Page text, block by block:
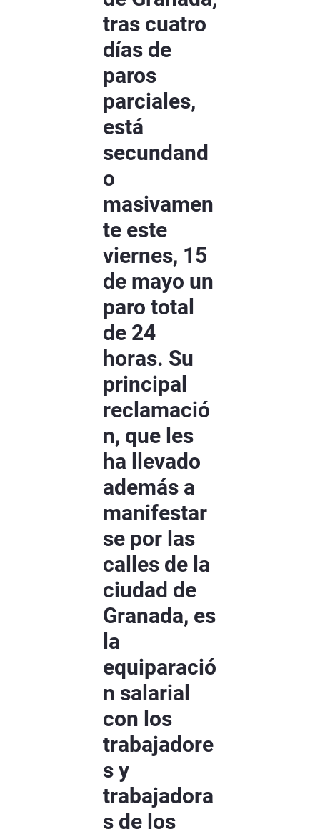
tras cuatro
días de
paros
parciales,
está
secundand
o
masivamen
te este
viernes, 15
de mayo un
paro total
de 24
horas. Su
principal
reclamació
n, que les
ha llevado
además a
manifestar
se por las
calles de la
ciudad de
Granada, es
la
equiparació
n salarial
con los
trabajadore
s y
trabajadora
s de los